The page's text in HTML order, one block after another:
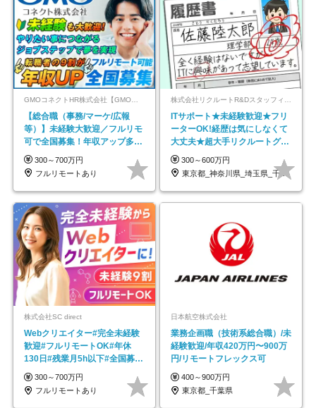
GMOコネクトHR株式会社【GMOインターネットグループ】
【総合職（事務/マーケ/広報
等）】未経験大歓迎／フルリモ
可で全国募集！年収アップ多数
★年休最大130日★
300～700万円
フルリモートあり
ITサポート★未経験歓迎★フリ
ーターOK!経歴は気にしなくて
大丈夫★超大手リクルートグル
ープの正社員/sg
300～600万円
東京都_神奈川県_埼玉県_千葉県_大阪府…
株式会社SC direct
Webクリエイター#完全未経験
歓迎#フルリモートOK#年休
130日#残業月5h以下#全国募集
#最大1年の研修
300～700万円
フルリモートあり
日本航空株式会社
業務企画職（技術系総合職）/未
経験歓迎/年収420万円〜900万
円/リモートフレックス可
400～900万円
東京都_千葉県